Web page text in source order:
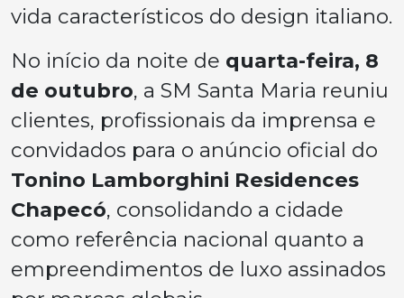
vida característicos do design italiano.
No início da noite de quarta-feira, 8
de outubro, a SM Santa Maria reuniu
clientes, profissionais da imprensa e
convidados para o anúncio oficial do
Tonino Lamborghini Residences
Chapecó, consolidando a cidade
como referência nacional quanto a
empreendimentos de luxo assinados